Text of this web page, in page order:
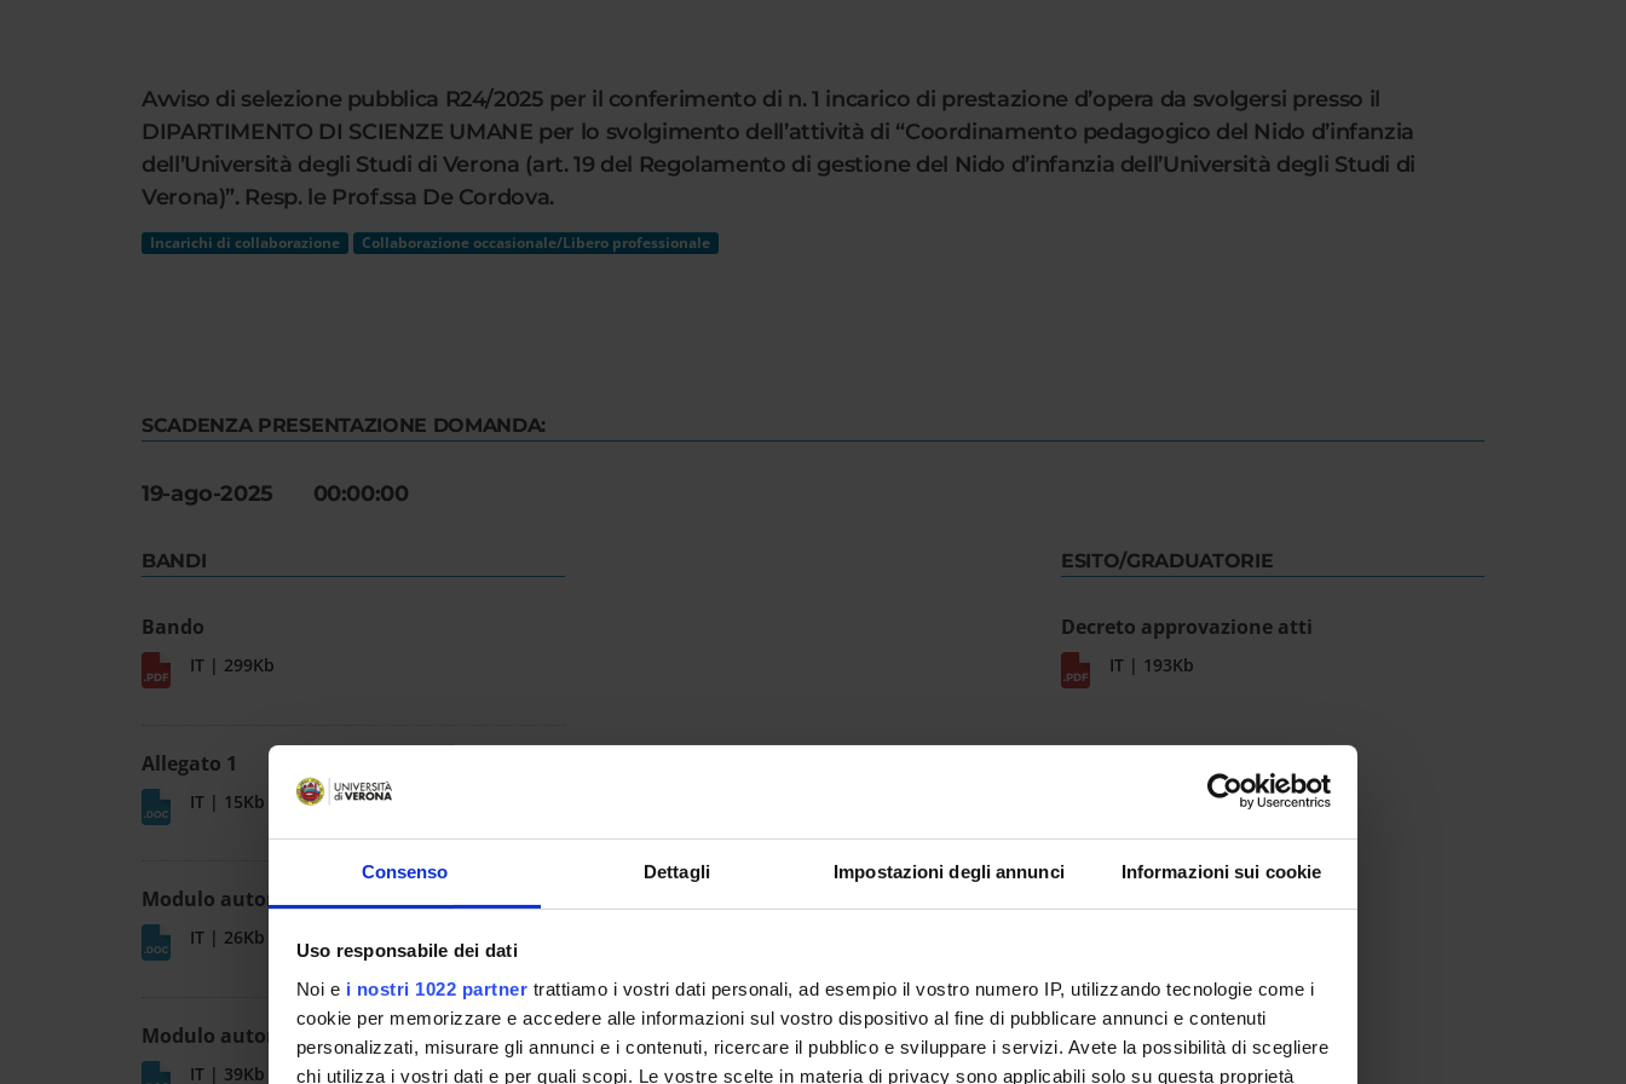
Consenso Dettagli Impostazioni degli annunci Informazioni sui cookie
Uso responsabile dei dati
Noi e i nostri 1022 partner trattiamo i vostri dati personali, ad esempio il vostro numero IP, utilizzando tecnologie come i
cookie per memorizzare e accedere alle informazioni sul vostro dispositivo al fine di pubblicare annunci e contenuti
personalizzati, misurare gli annunci e i contenuti, ricercare il pubblico e sviluppare i servizi. Avete la possibilità di scegliere
chi utilizza i vostri dati e per quali scopi. Le vostre scelte in materia di privacy sono applicabili solo su questa proprietà
Avviso di selezione pubblica R24/2025 per il conferimento di n. 1 incarico di prestazione d’opera da svolgersi presso il
DIPARTIMENTO DI SCIENZE UMANE per lo svolgimento dell’attività di “Coordinamento pedagogico del Nido d’infanzia
dell’Università degli Studi di Verona (art. 19 del Regolamento di gestione del Nido d’infanzia dell’Università degli Studi di
Verona)”. Resp. le Prof.ssa De Cordova.
Incarichi di collaborazione Collaborazione occasionale/Libero professionale
SCADENZA PRESENTAZIONE DOMANDA:
19-ago-2025 00:00:00
BANDI
Bando
IT | 299Kb
Allegato 1
IT | 15Kb
Modulo autorizzazione assegnisti
IT | 26Kb
Modulo autorizzazione dottorandi
IT | 39Kb
ESITO/GRADUATORIE
Decreto approvazione atti
IT | 193Kb